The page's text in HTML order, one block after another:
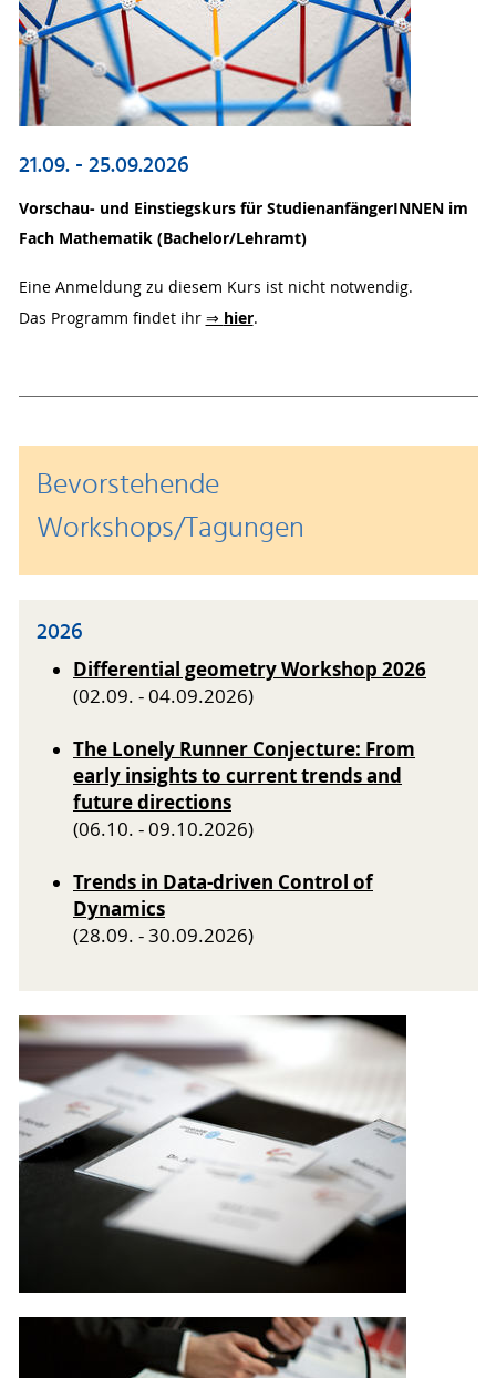
21.09. - 25.09.2026
Vorschau- und Einstiegskurs für StudienanfängerINNEN im
Fach Mathematik (Bachelor/Lehramt)
Eine Anmeldung zu diesem Kurs ist nicht notwendig.
Das Programm findet ihr ⇒ hier.
Bevorstehende
Workshops/Tagungen
2026
Differential geometry Workshop 2026
(02.09. - 04.09.2026)
The Lonely Runner Conjecture: From
early insights to current trends and
future directions
(06.10. - 09.10.2026)
Trends in Data-driven Control of
Dynamics
(28.09. - 30.09.2026)